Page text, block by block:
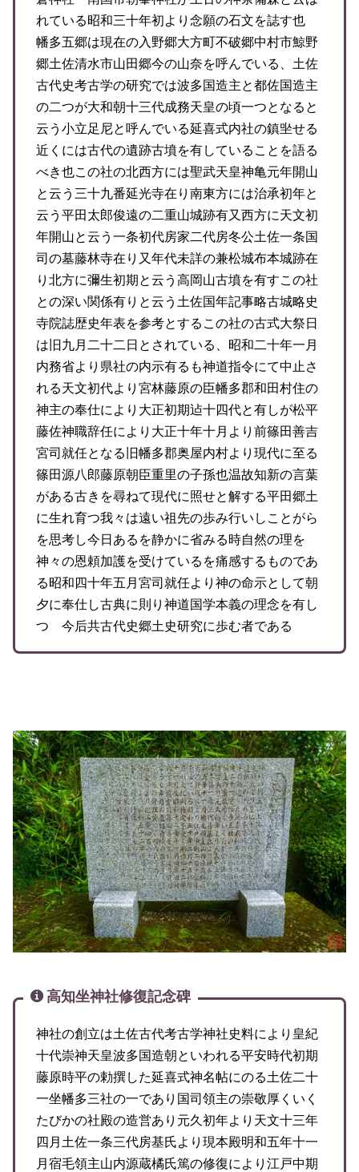
れている昭和三十年初より念願の石文を誌す也
幡多五郷は現在の入野郷大方町不破郷中村市鯨野
郷土佐清水市山田郷今の山奈を呼んでいる、土佐
古代史考古学の研究では波多国造主と都佐国造主
の二つが大和朝十三代成務天皇の頃一つとなると
云う小立足尼と呼んでいる延喜式内社の鎮㘴せる
近くには古代の遺跡古墳を有していることを語る
べき也この社の北西方には聖武天皇神亀元年開山
と云う三十九番延光寺在り南東方には治承初年と
云う平田太郎俊遠の二重山城跡有又西方に天文初
年開山と云う一条初代房家二代房冬公土佐一条国
司の墓藤林寺在り又年代未詳の兼松城布本城跡在
り北方に彌生初期と云う高岡山古墳を有すこの社
との深い関係有りと云う土佐国年記事略古城略史
寺院誌歴史年表を参考とするこの社の古式大祭日
は旧九月二十二日とされている、昭和二十年一月
内務省より県社の内示有るも神道指令にて中止さ
れる天文初代より宮林藤原の臣幡多郡和田村住の
神主の奉仕により大正初期迠十四代と有しが松平
藤佐神職辞任により大正十年十月より前篠田善吉
宮司就任となる旧幡多郡奥屋内村より現代に至る
篠田源八郎藤原朝臣重里の子孫也温故知新の言葉
がある古きを尋ねて現代に照せと解する平田郷土
に生れ育つ我々は遠い祖先の歩み行いしことがら
を思考し今日あるを静かに省みる時自然の理を
神々の恩頼加護を受けているを痛感するものであ
る昭和四十年五月宮司就任より神の命示として朝
夕に奉仕し古典に則り神道国学本義の理念を有し
つゝ今后共古代史郷土史研究に歩む者である
高知坐神社修復記念碑
神社の創立は土佐古代考古学神社史料により皇紀
十代崇神天皇波多国造朝といわれる平安時代初期
藤原時平の勅撰した延喜式神名帖にのる土佐二十
一坐幡多三社の一であり国司領主の崇敬厚くいく
たびかの社殿の造営あり元久初年より天文十三年
四月土佐一条三代房基氏より現本殿明和五年十一
月宿毛領主山内源蔵橘氏篤の修復により江戸中期